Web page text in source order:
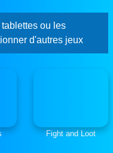
ou les
d'autres jeux
Fight and Loot